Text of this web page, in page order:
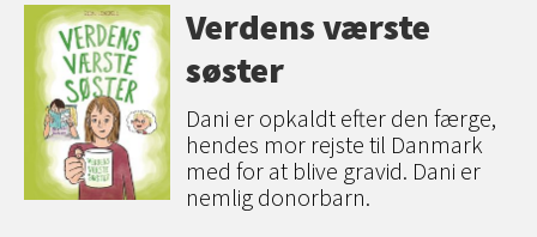
Verdens værste
søster
Dani er opkaldt efter den færge,
hendes mor rejste til Danmark
med for at blive gravid. Dani er
nemlig donorbarn.